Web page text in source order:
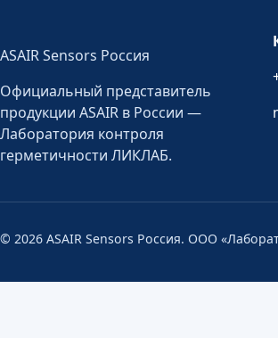
ASAIR Sensors Россия
Официальный представитель
продукции ASAIR в России —
Лаборатория контроля
герметичности ЛИКЛАБ.
© 2026 ASAIR Sensors Россия. ООО